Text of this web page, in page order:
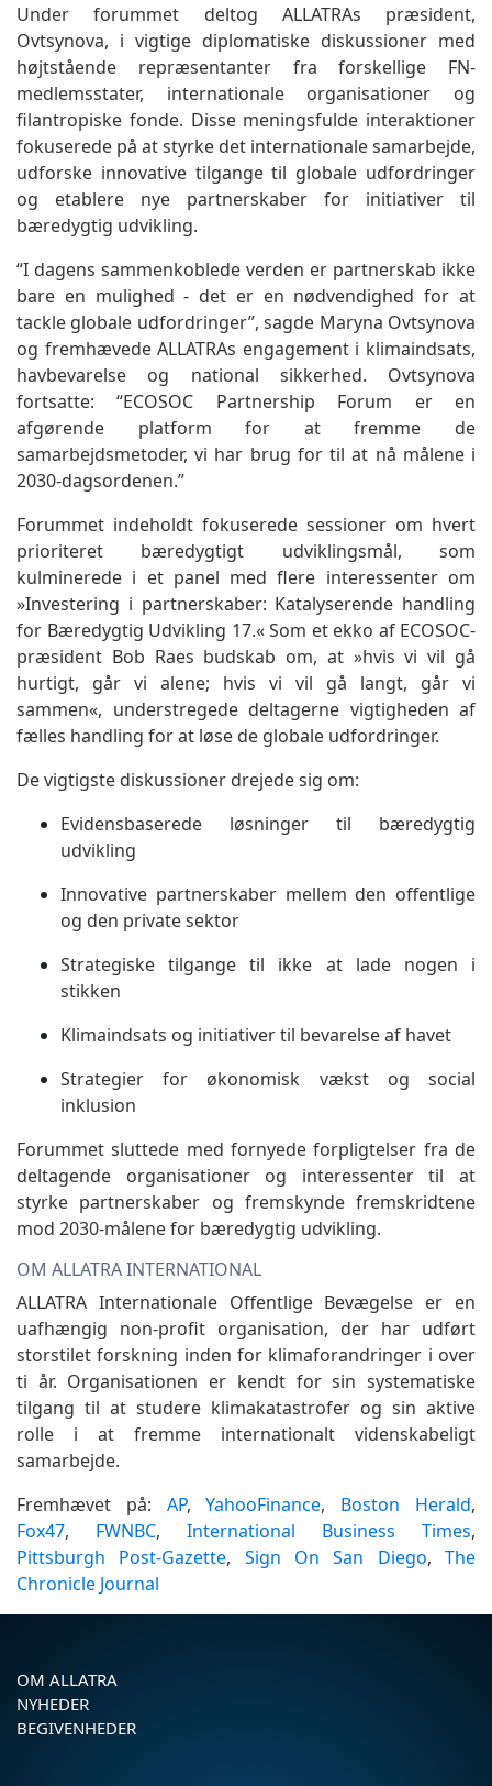
Under forummet deltog ALLATRAs præsident,
Ovtsynova, i vigtige diplomatiske diskussioner med
højtstående repræsentanter fra forskellige FN-
medlemsstater, internationale organisationer og
filantropiske fonde. Disse meningsfulde interaktioner
fokuserede på at styrke det internationale samarbejde,
udforske innovative tilgange til globale udfordringer
og etablere nye partnerskaber for initiativer til
bæredygtig udvikling.
“I dagens sammenkoblede verden er partnerskab ikke
bare en mulighed - det er en nødvendighed for at
tackle globale udfordringer”, sagde Maryna Ovtsynova
og fremhævede ALLATRAs engagement i klimaindsats,
havbevarelse og national sikkerhed. Ovtsynova
fortsatte: “ECOSOC Partnership Forum er en
afgørende platform for at fremme de
samarbejdsmetoder, vi har brug for til at nå målene i
2030-dagsordenen.”
Forummet indeholdt fokuserede sessioner om hvert
prioriteret bæredygtigt udviklingsmål, som
kulminerede i et panel med flere interessenter om
»Investering i partnerskaber: Katalyserende handling
for Bæredygtig Udvikling 17.« Som et ekko af ECOSOC-
præsident Bob Raes budskab om, at »hvis vi vil gå
hurtigt, går vi alene; hvis vi vil gå langt, går vi
sammen«, understregede deltagerne vigtigheden af
fælles handling for at løse de globale udfordringer.
De vigtigste diskussioner drejede sig om:
Evidensbaserede løsninger til bæredygtig
udvikling
Innovative partnerskaber mellem den offentlige
og den private sektor
Strategiske tilgange til ikke at lade nogen i
stikken
Klimaindsats og initiativer til bevarelse af havet
Strategier for økonomisk vækst og social
inklusion
Forummet sluttede med fornyede forpligtelser fra de
deltagende organisationer og interessenter til at
styrke partnerskaber og fremskynde fremskridtene
mod 2030-målene for bæredygtig udvikling.
OM ALLATRA INTERNATIONAL
ALLATRA Internationale Offentlige Bevægelse er en
uafhængig non-profit organisation, der har udført
storstilet forskning inden for klimaforandringer i over
ti år. Organisationen er kendt for sin systematiske
tilgang til at studere klimakatastrofer og sin aktive
rolle i at fremme internationalt videnskabeligt
samarbejde.
Fremhævet på: AP,YahooFinance, Boston Herald,
Fox47, FWNBC, International Business Times,
Pittsburgh Post-Gazette, Sign On San Diego,The
Chronicle Journal
OM ALLATRA
NYHEDER
BEGIVENHEDER